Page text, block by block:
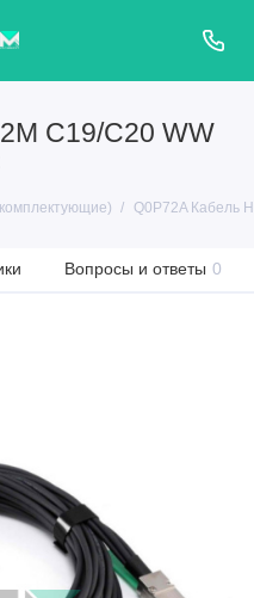
C19/C20 WW
Q0P72A Кабель
Вопросы и ответы 0